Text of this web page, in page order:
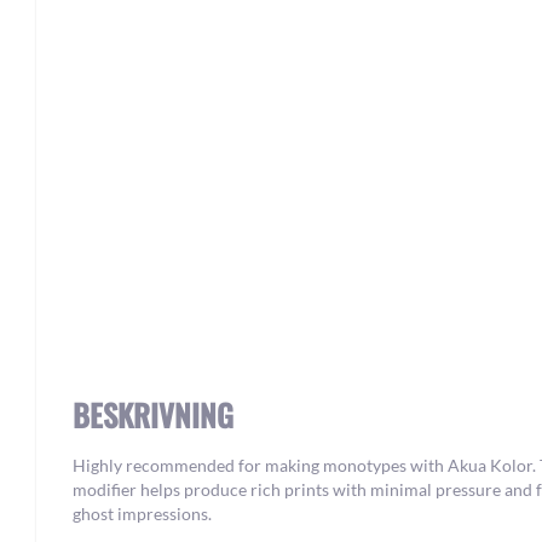
BESKRIVNING
Highly recommended for making monotypes with Akua Kolor.
modifier helps produce rich prints with minimal pressure and
ghost impressions.